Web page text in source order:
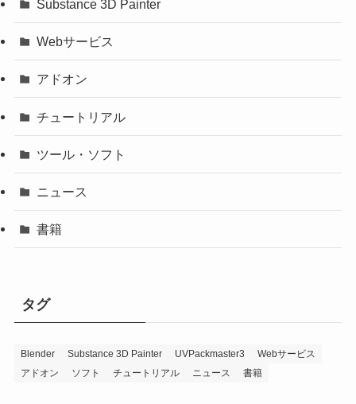
Substance 3D Painter
Webサービス
アドオン
チュートリアル
ツール・ソフト
ニュース
書籍
タグ
Blender Substance 3D Painter UVPackmaster3
Webサービス
アドオン
ソフト チュートリアル ニュース 書籍